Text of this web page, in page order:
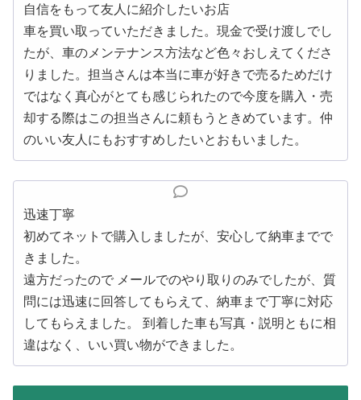
自信をもって友人に紹介したいお店
車を買い取っていただきました。現金で受け渡しでし
たが、車のメンテナンス方法など色々おしえてくださ
りました。担当さんは本当に車が好きで売るためだけ
ではなく真心がとても感じられたので今度を購入・売
却する際はこの担当さんに頼もうときめています。仲
のいい友人にもおすすめしたいとおもいました。
迅速丁寧
初めてネットで購入しましたが、安心して納車までで
きました。
遠方だったので メールでのやり取りのみでしたが、質
問には迅速に回答してもらえて、納車まで丁寧に対応
してもらえました。 到着した車も写真・説明ともに相
違はなく、いい買い物ができました。